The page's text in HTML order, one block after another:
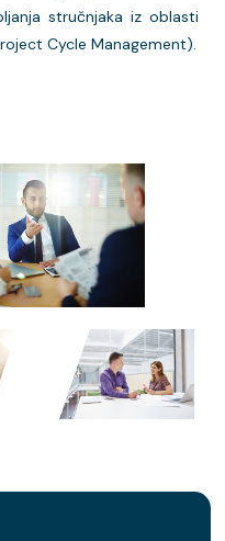
stručnjaka iz oblasti
Cycle Management).